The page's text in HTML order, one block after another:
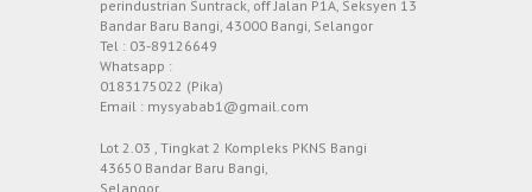
perindustrian Suntrack, off Jalan P1A, Seksyen 13
Bandar Baru Bangi, 43000 Bangi, Selangor
Tel : 03-89126649
Whatsapp :
0183175022 (Pika)
Email : mysyabab1@gmail.com
Lot 2.03 , Tingkat 2 Kompleks PKNS Bangi
43650 Bandar Baru Bangi,
Selangor.